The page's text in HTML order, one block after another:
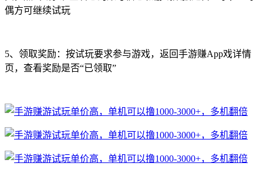
偶方可继续试玩
5、领取奖励：按试玩要求参与游戏，返回手游赚App戏详情
页，查看奖励是否“已领取”